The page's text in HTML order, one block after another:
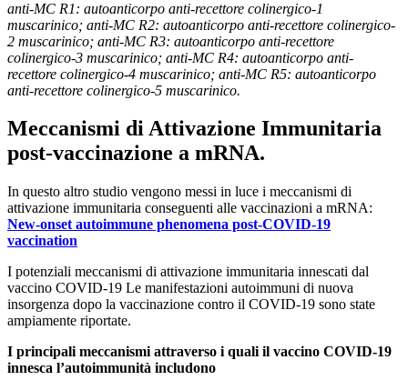
anti-MC R1: autoanticorpo anti-recettore colinergico-1
muscarinico; anti-MC R2: autoanticorpo anti-recettore colinergico-
2 muscarinico; anti-MC R3: autoanticorpo anti-recettore
colinergico-3 muscarinico; anti-MC R4: autoanticorpo anti-
recettore colinergico-4 muscarinico; anti-MC R5: autoanticorpo
anti-recettore colinergico-5 muscarinico.
Meccanismi di Attivazione Immunitaria
post-vaccinazione a mRNA.
In questo altro studio vengono messi in luce i meccanismi di
attivazione immunitaria conseguenti alle vaccinazioni a mRNA:
New-onset autoimmune phenomena post-COVID-19
vaccination
I potenziali meccanismi di attivazione immunitaria innescati dal
vaccino COVID-19 Le manifestazioni autoimmuni di nuova
insorgenza dopo la vaccinazione contro il COVID-19 sono state
ampiamente riportate.
I principali meccanismi attraverso i quali il vaccino COVID-19
innesca l’autoimmunità includono